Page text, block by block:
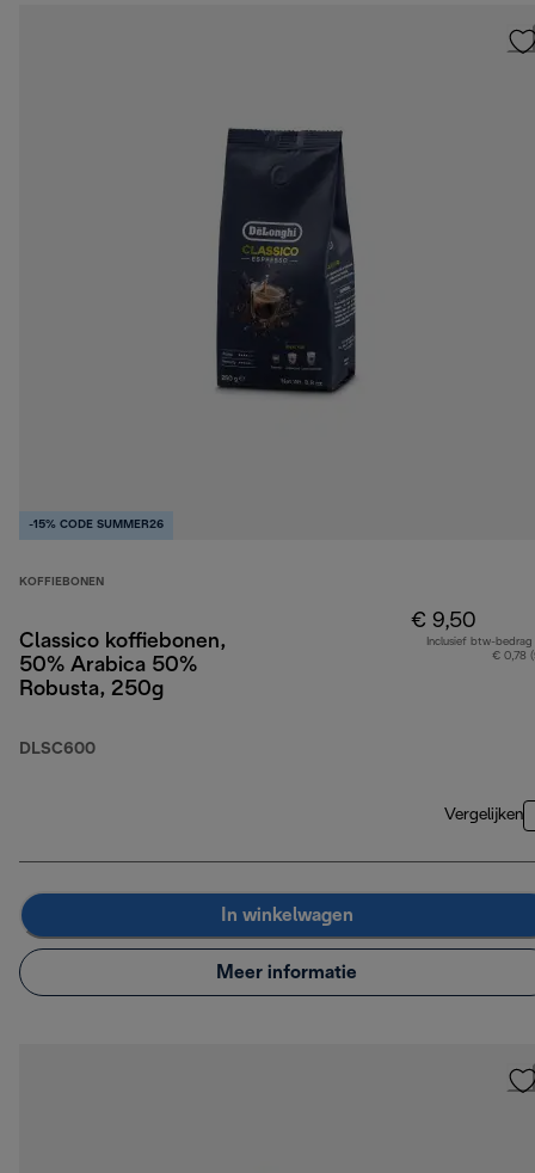
-15% CODE SUMMER26
KOFFIEBONEN
Classico koffiebonen,
50% Arabica 50%
Robusta, 250g
DLSC600
€ 9,50
Inclusief btw-bedrag
€ 0,78
Vergelijken
In winkelwagen
Meer informatie